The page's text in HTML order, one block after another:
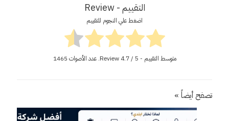
التقييم - Review
اضغط علي النجوم للتقييم
متوسط التقييم - Review 4.7/ 5. عدد الأصوات 1465
تصفح أيضاً »